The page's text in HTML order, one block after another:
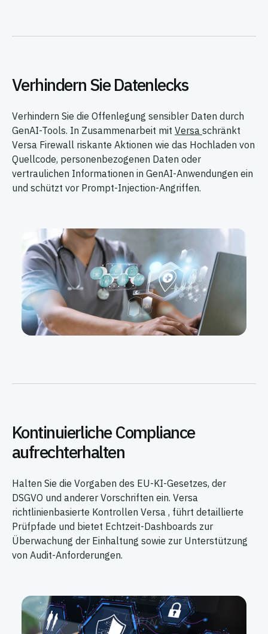
Verhindern Sie Datenlecks
Verhindern Sie die Offenlegung sensibler Daten durch
GenAI-Tools. In Zusammenarbeit mit Versa schränkt
Versa Firewall riskante Aktionen wie das Hochladen von
Quellcode, personenbezogenen Daten oder
vertraulichen Informationen in GenAI-Anwendungen ein
und schützt vor Prompt-Injection-Angriffen.
Kontinuierliche Compliance
aufrechterhalten
Halten Sie die Vorgaben des EU-KI-Gesetzes, der
DSGVO und anderer Vorschriften ein. Versa
richtlinienbasierte Kontrollen Versa , führt detaillierte
Prüfpfade und bietet Echtzeit-Dashboards zur
Überwachung der Einhaltung sowie zur Unterstützung
von Audit-Anforderungen.